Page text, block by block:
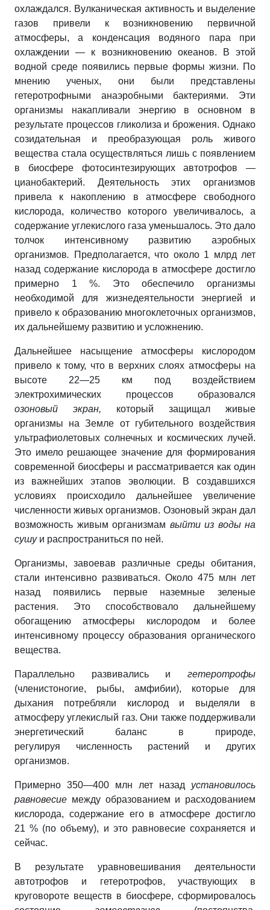
охлаждался. Вулканическая активность и выделение
газов привели к возникновению первичной
атмосферы, а конденсация водяного пара при
охлаждении — к возникновению океанов. В этой
водной среде появились первые формы жизни. По
мнению ученых, они были представлены
гетеротрофными анаэробными бактериями. Эти
организмы накапливали энергию в основном в
результате процессов гликолиза и брожения. Однако
созидательная и преобразующая роль живого
вещества стала осуществляться лишь с появлением
в биосфере фотосинтезирующих автотрофов —
цианобактерий. Деятельность этих организмов
привела к накоплению в атмосфере свободного
кислорода, количество которого увеличивалось, а
содержание углекислого газа уменьшалось. Это дало
толчок интенсивному развитию
аэробных
организмов. Предполагается, что около 1 млрд лет
назад содержание кислорода в атмосфере достигло
примерно 1 %. Это обеспечило организмы
необходимой для жизнедеятельности энергией и
привело к образованию многоклеточных организмов,
их дальнейшему развитию и усложнению.
Дальнейшее насыщение атмосферы кислородом
привело к тому, что в верхних слоях атмосферы на
высоте 22—25 км под воздействием
электрохимических процессов образовался
озоновый экран, который защищал живые
организмы на Земле от губительного воздействия
ультрафиолетовых солнечных и космических лучей.
Это имело решающее значение для формирования
современной биосферы и рассматривается как один
из важнейших этапов эволюции. В создавшихся
условиях происходило дальнейшее увеличение
численности живых организмов. Озоновый экран дал
возможность живым организмам выйти из воды на
сушуи распространиться по ней.
Организмы, завоевав различные среды обитания,
стали интенсивно развиваться. Около 475 млн лет
назад появились первые наземные зеленые
растения. Это способствовало дальнейшему
обогащению атмосферы кислородом и более
интенсивному процессу образования органического
вещества.
Параллельно развивались и гетеротрофы
(членистоногие, рыбы, амфибии), которые для
дыхания потребляли кислород и выделяли в
атмосферу углекислый газ. Они также поддерживали
энергетический баланс в природе,
регулируя численность растений и других
организмов.
Примерно 350—400 млн лет назад установилось
равновесие между образованием и расходованием
кислорода, содержание его в атмосфере достигло
21 % (по объему), и это равновесие сохраняется и
сейчас.
В результате уравновешивания деятельности
автотрофов и гетеротрофов, участвующих в
круговороте веществ в биосфере, сформировалось